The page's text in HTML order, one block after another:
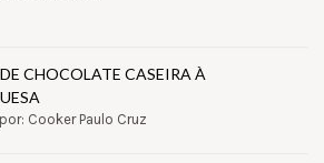
CHOCOLATE CASEIRA À
Cooker Paulo Cruz